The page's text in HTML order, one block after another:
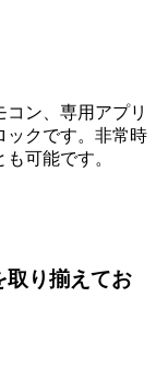
ン、専用アプリ
ックです。非常時
可能です。
取り揃えてお